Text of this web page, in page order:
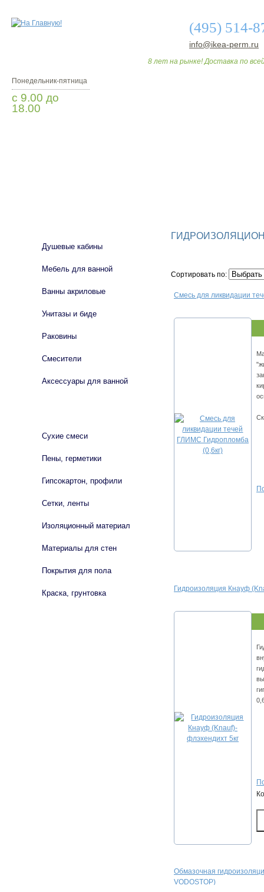
(495) 514-
info@ikea-perm.ru
8 лет на рынке! Доставка по
Понедельник-пятница
с 9.00 до
18.00
Сортировать по:
Смесь для ликвидaции
Гидроизоляция Кнауф
Обмазочная
VODOSTOP)
Душевые кабины
Мебель для ванной
Ванны акриловые
Унитазы и биде
Раковины
Смесители
Аксессуары для ванной
Сухие смеси
Пены, герметики
Гипсокартон, профили
Сетки, ленты
Изоляционный материал
Материалы для стен
Покрытия для пола
Краска, грунтовка